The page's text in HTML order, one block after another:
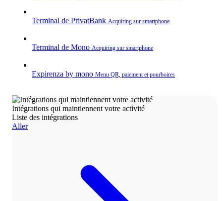
Terminal de PrivatBank Acquiring sur smartphone
Terminal de Mono Acquiring sur smartphone
Expirenza by mono Menu QR, paiement et pourboires
Intégrations qui maintiennent votre activité
Liste des intégrations
Aller